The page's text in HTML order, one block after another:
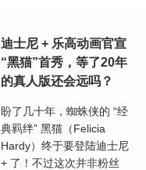
迪士尼 + 乐高动画官宣
“黑猫”首秀，等了20年
的真人版还会远吗？
盼了几十年，蜘蛛侠的 “经
典羁绊” 黑猫（Felicia
Hardy）终于要登陆迪士尼
+ 了！不过这次并非粉丝